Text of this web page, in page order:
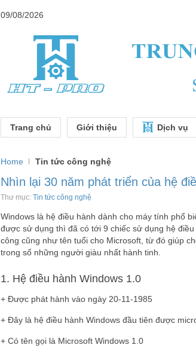
09/08/2026
Trang chủ Giới thiệu Dịch vụ
Home Tin tức công nghệ
Nhìn lại 30 năm phát triển của hệ
Thư mục: Tin tức công nghệ
Windows là hệ điều hành dành cho máy tính phổ
được sử dụng thì đã có tới 9 chiếc sử dụng hệ
công cũng như tên tuổi cho Microsoft, từ đó giúp
trong số những người giàu nhất hành tinh.
1. Hệ điều hành Windows 1.0
+ Được phát hành vào ngày 20-11-1985
+ Đây là hệ điều hành Windows đầu tiên được
+ Có tên gọi là Microsoft Windows 1.0